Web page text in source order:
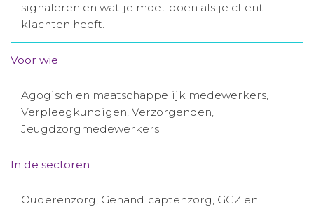
signaleren en wat je moet doen als je cliënt
klachten heeft.
Voor wie
Agogisch en maatschappelijk medewerkers,
Verpleegkundigen, Verzorgenden,
Jeugdzorgmedewerkers
In de sectoren
Ouderenzorg, Gehandicaptenzorg, GGZ en